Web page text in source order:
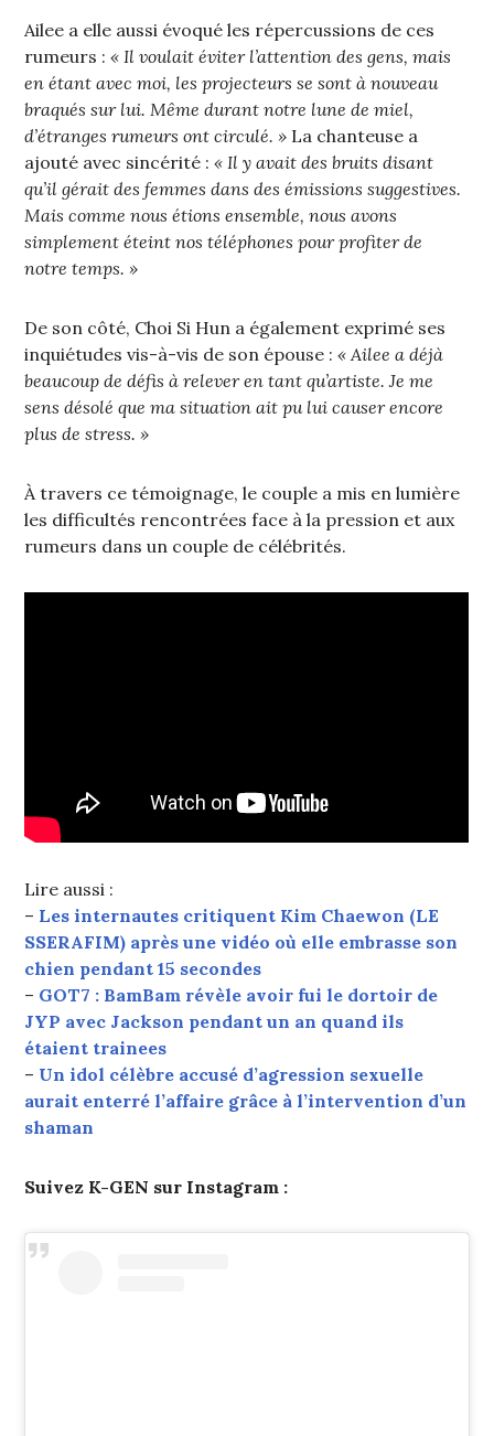
Ailee a elle aussi évoqué les répercussions de ces
rumeurs :« Il voulait éviter l’attention des gens, mais
en étant avec moi, les projecteurs se sont à nouveau
braqués sur lui. Même durant notre lune de miel,
d’étranges rumeurs ont circulé. » La chanteuse a
ajouté avec sincérité :« Il y avait des bruits disant
qu’il gérait des femmes dans des émissions suggestives.
Mais comme nous étions ensemble, nous avons
simplement éteint nos téléphones pour profiter de
notre temps. »
De son côté, Choi Si Hun a également exprimé ses
inquiétudes vis-à-vis de son épouse :« Ailee a déjà
beaucoup de défis à relever en tant qu’artiste. Je me
sens désolé que ma situation ait pu lui causer encore
plus de stress. »
À travers ce témoignage, le couple a mis en lumière
les difficultés rencontrées face à la pression et aux
rumeurs dans un couple de célébrités.
Lire aussi :
– Les internautes critiquent Kim Chaewon (LE
SSERAFIM) après une vidéo où elle embrasse son
chien pendant 15 secondes
– GOT7 : BamBam révèle avoir fui le dortoir de
JYP avec Jackson pendant un an quand ils
étaient trainees
– Un idol célèbre accusé d’agression sexuelle
aurait enterré l’affaire grâce à l’intervention d’un
shaman
Suivez K-GEN sur Instagram :